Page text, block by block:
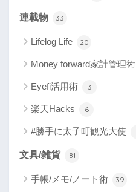
連載物 33
Lifelog Life 20
Money forward家計管理術
Eyefi活用術 3
楽天Hacks 6
#勝手に太子町観光大使
文具/雑貨 81
手帳/メモ/ノート術 39